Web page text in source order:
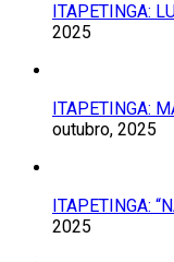
ITAPETINGA:
2025
ITAPETINGA:
outubro, 2025
ITAPETINGA:
2025